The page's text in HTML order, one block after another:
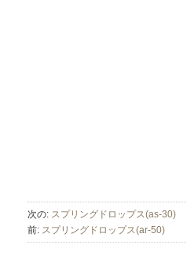
次の: スプリングドロップス(as-30)
前: スプリングドロップス(ar-50)